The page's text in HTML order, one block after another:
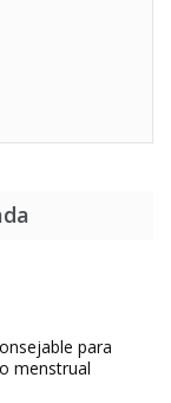
para
menstrual